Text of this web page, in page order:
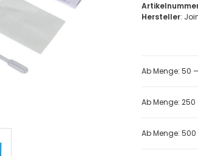
Hersteller:
Ab Menge: 50
Ab Menge:
Ab Menge: